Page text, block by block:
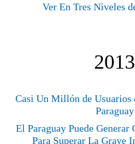
Ver En Tres Niveles
2013
Casi Un Millón de Usuarios
Paraguay
El Paraguay Puede Generar
Para Superar La Grave